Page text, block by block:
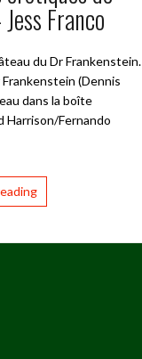
Franco
du Dr Frankenstein.
Frankenstein (Dennis
dans la boîte
Harrison/Fernando